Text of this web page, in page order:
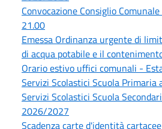
Convocazione Consiglio
21.00
Emessa Ordinanza urgente di
di acqua potabile e il
Orario estivo uffici comunali -
Servizi Scolastici Scuola Primaria
Servizi Scolastici Scuola
2026/2027
Scadenza carte d'identità cartacee